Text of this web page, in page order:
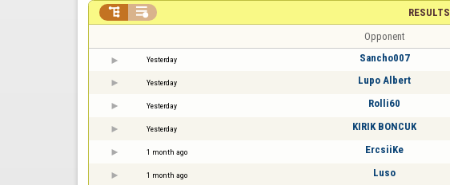
RESULTS
 
Opponent
Yesterday Sancho007
Yesterday Lupo Albert
Yesterday Rolli60
Yesterday KIRIK BONCUK
1 month ago ErcsiiKe
1 month ago Luso